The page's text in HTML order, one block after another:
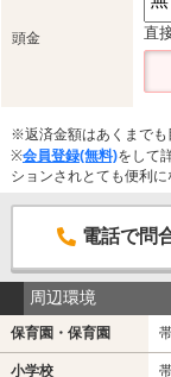
頭金 直
※返済金額はあくまでも
※会員登録(無料)をして
ションされとても便利に
電話で問
周辺環境
保育園・保育園
小学校